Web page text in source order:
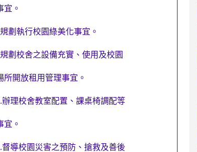
宜。
規劃執行校園綠美化事宜。
規劃校舍之設備充實、使用及校園
所開放租用管理事宜。
辦理校舍教室配置、課桌椅調配等
宜。
督導校園災害之預防、搶救及善後